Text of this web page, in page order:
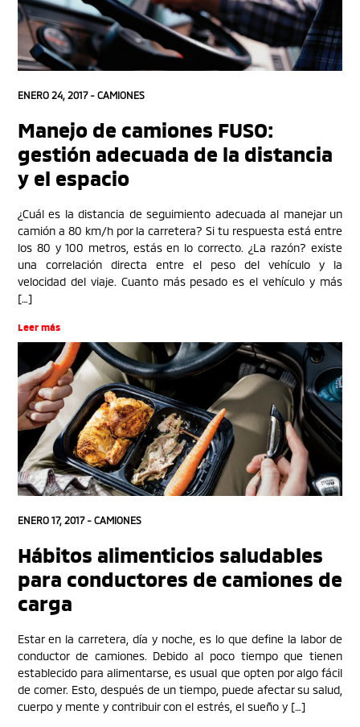
ENERO 24, 2017 - CAMIONES
Manejo de camiones FUSO:
gestión adecuada de la distancia
y el espacio
¿Cuál es la distancia de seguimiento adecuada al manejar un
camión a 80 km/h por la carretera? Si tu respuesta está entre
los 80 y 100 metros, estás en lo correcto. ¿La razón? existe
una correlación directa entre el peso del vehículo y la
velocidad del viaje. Cuanto más pesado es el vehículo y más
[…]
Leer más
ENERO 17, 2017 - CAMIONES
Hábitos alimenticios saludables
para conductores de camiones de
carga
Estar en la carretera, día y noche, es lo que define la labor de
conductor de camiones. Debido al poco tiempo que tienen
establecido para alimentarse, es usual que opten por algo fácil
de comer. Esto, después de un tiempo, puede afectar su salud,
cuerpo y mente y contribuir con el estrés, el sueño y […]